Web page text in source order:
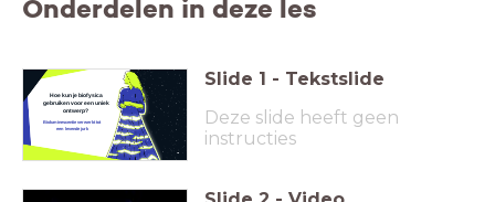
Onderdelen in deze les
Hoe kun je biofysica
gebruiken voor een uniek
ontwerp?
Bioluminescentie verwerkt tot
een levende jurk
Slide 1 - Tekstslide
Deze slide heeft geen
instructies